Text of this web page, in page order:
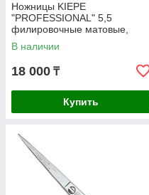
Ножницы KIEPE
"PROFESSIONAL" 5,5
филировочные матовые,
односторонние 36 зубцов с
усилителем и одним
В наличии
18 000 ₸
Купить